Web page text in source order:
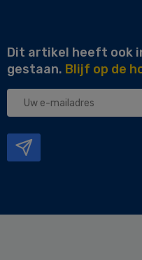
Dit artikel heeft ook
gestaan. Blijf op de
Uw